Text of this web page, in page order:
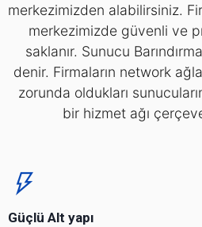
merkezimizden alabilirsiniz.
merkezimizde güvenli ve
saklanır. Sunucu
denir. Firmaların network
zorunda oldukları
bir hizmet ağı
Güçlü Alt yapı